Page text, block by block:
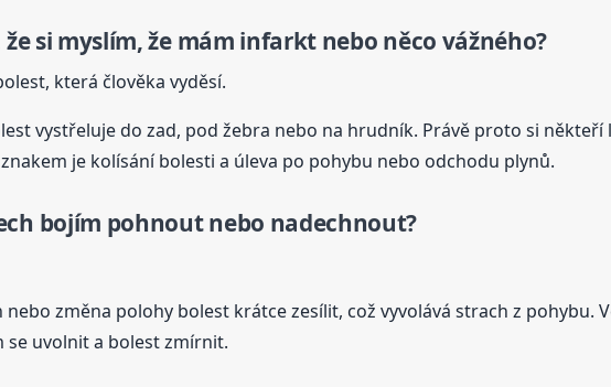
si myslím, že mám infarkt nebo něco vážného?
která člověka vyděsí.
vystřeluje do zad, pod žebra nebo na hrudník. Právě proto si někteří
je kolísání bolesti a úleva po pohybu nebo odchodu plynů.
bojím pohnout nebo nadechnout?
změna polohy bolest krátce zesílit, což vyvolává strach z pohybu.
uvolnit a bolest zmírnit.